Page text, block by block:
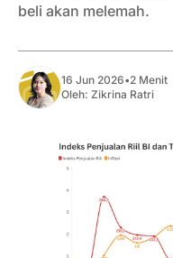
beli akan melemah.
16 Jun 2026•2 Menit
Oleh: Zikrina Ratri